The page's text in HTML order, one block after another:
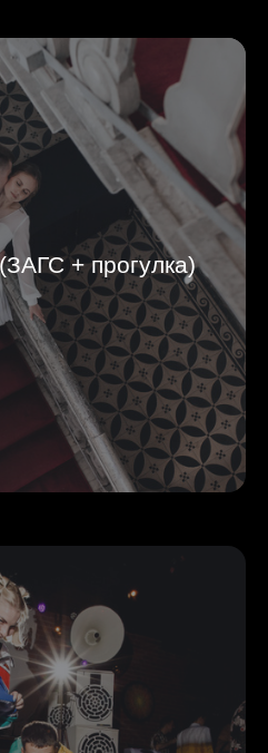
+ прогулка)